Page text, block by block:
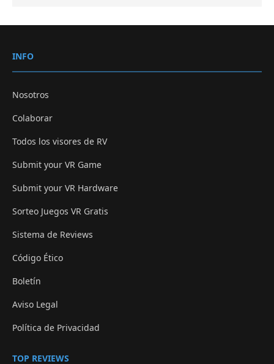
INFO
Nosotros
Colaborar
Todos los visores de RV
Submit your VR Game
Submit your VR Hardware
Sorteo Juegos VR Gratis
Sistema de Reviews
Código Ético
Boletín
Aviso Legal
Política de Privacidad
TOP REVIEWS